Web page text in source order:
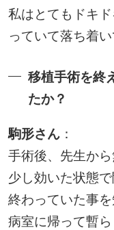
私はとてもドキ
っていて落ち着
移植手術を終
たか？
駒形さん：
手術後、先生か
少し効いた状態
終わっていた事を
病室に帰って暫